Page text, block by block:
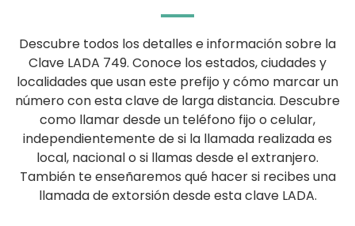
Descubre todos los detalles e información sobre la
Clave LADA 749. Conoce los estados, ciudades y
localidades que usan este prefijo y cómo marcar un
número con esta clave de larga distancia. Descubre
como llamar desde un teléfono fijo o celular,
independientemente de si la llamada realizada es
local, nacional o si llamas desde el extranjero.
También te enseñaremos qué hacer si recibes una
llamada de extorsión desde esta clave LADA.